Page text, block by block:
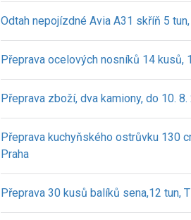
Odtah nepojízdné Avia A31 skříň 5
Přeprava ocelových nosníků 14 kusů,
Přeprava zboží, dva kamiony, do 10.
Přeprava kuchyňského ostrůvku 130
Praha
Přeprava 30 kusů balíků sena,12 tun,